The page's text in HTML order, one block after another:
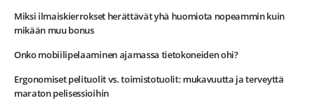
Miksi ilmaiskierrokset herättävät yhä huomiota nopeammin kuin
mikään muu bonus
Onko mobiilipelaaminen ajamassa tietokoneiden ohi?
Ergonomiset pelituolit vs. toimistotuolit: mukavuutta ja terveyttä
maraton pelisessioihin